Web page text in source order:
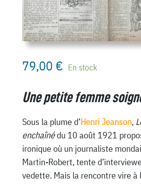
79,00 € En stock
Une petite femme
Sous la plume d’Henri Jeanson,
enchaînédu 10 août 1921
ironique où un journaliste
Martin-Robert, tente
vedette. Mais la rencontre vire à